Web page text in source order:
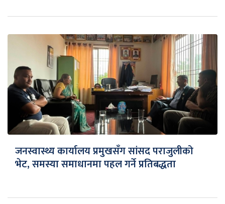
जनस्वास्थ्य कार्यालय प्रमुखसँग सांसद पराजुलीको
भेट, समस्या समाधानमा पहल गर्ने प्रतिबद्धता